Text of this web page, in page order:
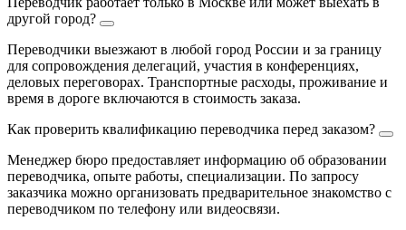
другой город?
Переводчики выезжают в любой город России и за границу
для сопровождения делегаций, участия в конференциях,
деловых переговорах. Транспортные расходы, проживание и
время в дороге включаются в стоимость заказа.
Как проверить квалификацию переводчика перед заказом?
Менеджер бюро предоставляет информацию об образовании
переводчика, опыте работы, специализации. По запросу
заказчика можно организовать предварительное знакомство с
переводчиком по телефону или видеосвязи.